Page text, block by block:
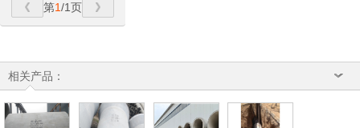
第1/1页
相关产品：